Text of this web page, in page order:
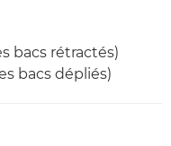
bacs rétractés)
bacs dépliés)